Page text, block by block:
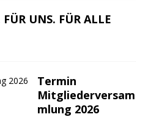
FÜR UNS. FÜR ALLE
Termin
Mitgliederversam
mlung 2026